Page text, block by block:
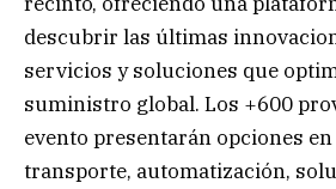
descubrir las últimas
servicios y soluciones que
suministro global. Los +600
evento presentarán opciones
transporte, automatización,